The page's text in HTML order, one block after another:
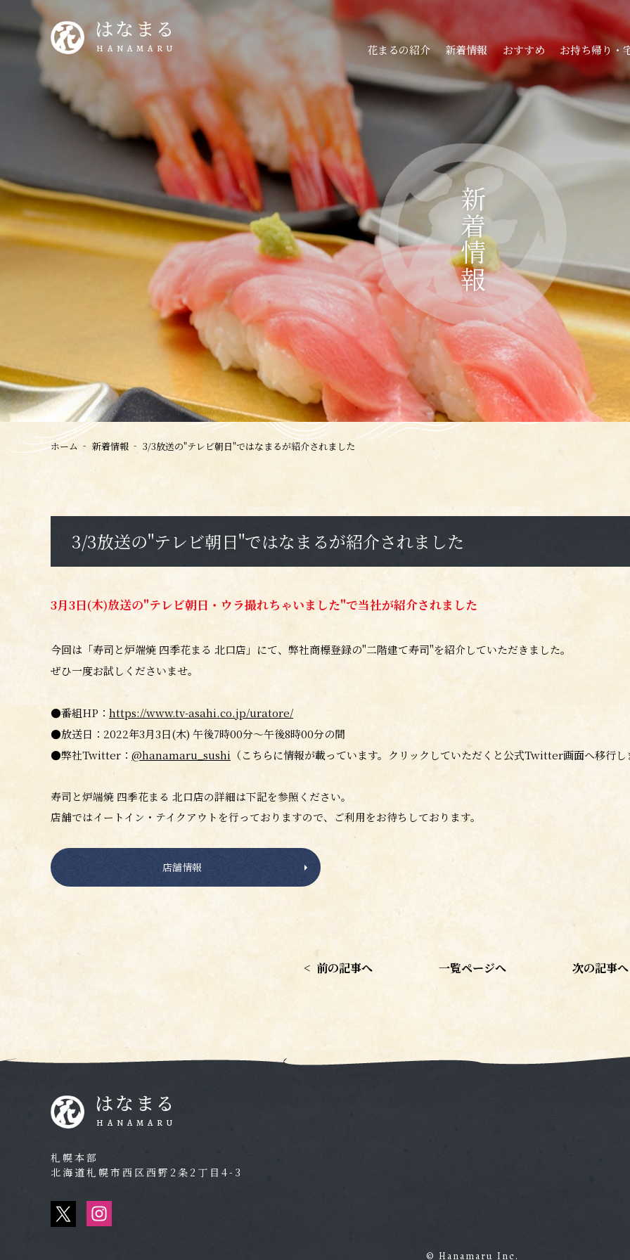
はなまる
HANAMARU 花まるの紹介 新着情報 おすすめ お持ち帰り・
新着情報
ホーム 新着情報 3/3放送の"テレビ朝日"ではなまるが紹介されました
3/3放送の"テレビ朝日"ではなまるが紹介されました
3月3日(木)放送の"テレビ朝日・ウラ撮れちゃいました"で当社が紹介されました
今回は「寿司と炉端焼 四季花まる 北口店」にて、弊社商標登録の"二階建て寿司"を紹介していただきました。
ぜひ一度お試しくださいませ。
●番組HP： https://www.tv-asahi.co.jp/uratore/
●放送日：2022年3月3日(木) 午後7時00分～午後8時00分の間
●弊社Twitter： @hanamaru_sushi （こちらに情報が載っています。クリックしていただくと公式Twitter画面へ移行し
寿司と炉端焼 四季花まる 北口店の詳細は下記を参照ください。
店舗ではイートイン・テイクアウトを行っておりますので、ご利用をお待ちしております。
店舗情報
< 前の記事へ 一覧ページへ 次の記事へ
はなまる
HANAMARU
札幌本部
北海道札幌市西区西野2条2丁目4-3
© Hanamaru Inc.